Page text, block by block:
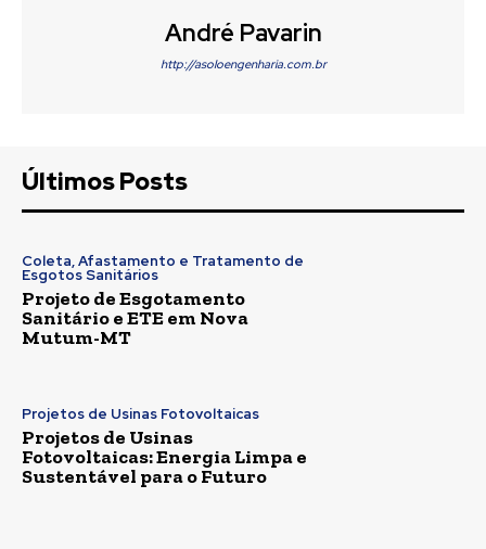
André Pavarin
http://asoloengenharia.com.br
Últimos Posts
Coleta, Afastamento e Tratamento de
Esgotos Sanitários
Projeto de Esgotamento
Sanitário e ETE em Nova
Mutum-MT
Projetos de Usinas Fotovoltaicas
Projetos de Usinas
Fotovoltaicas: Energia Limpa e
Sustentável para o Futuro